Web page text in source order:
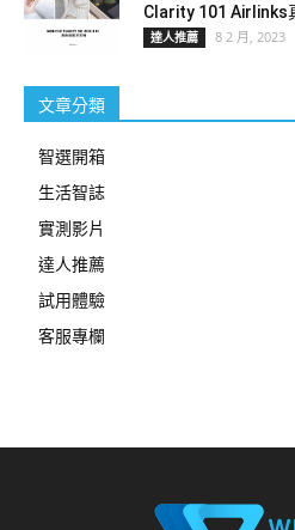
Clarity 101 Airlinks
達人推薦 8 2 月, 2023
文章分類
智選開箱
生活智誌
實測影片
達人推薦
試用體驗
客服專欄